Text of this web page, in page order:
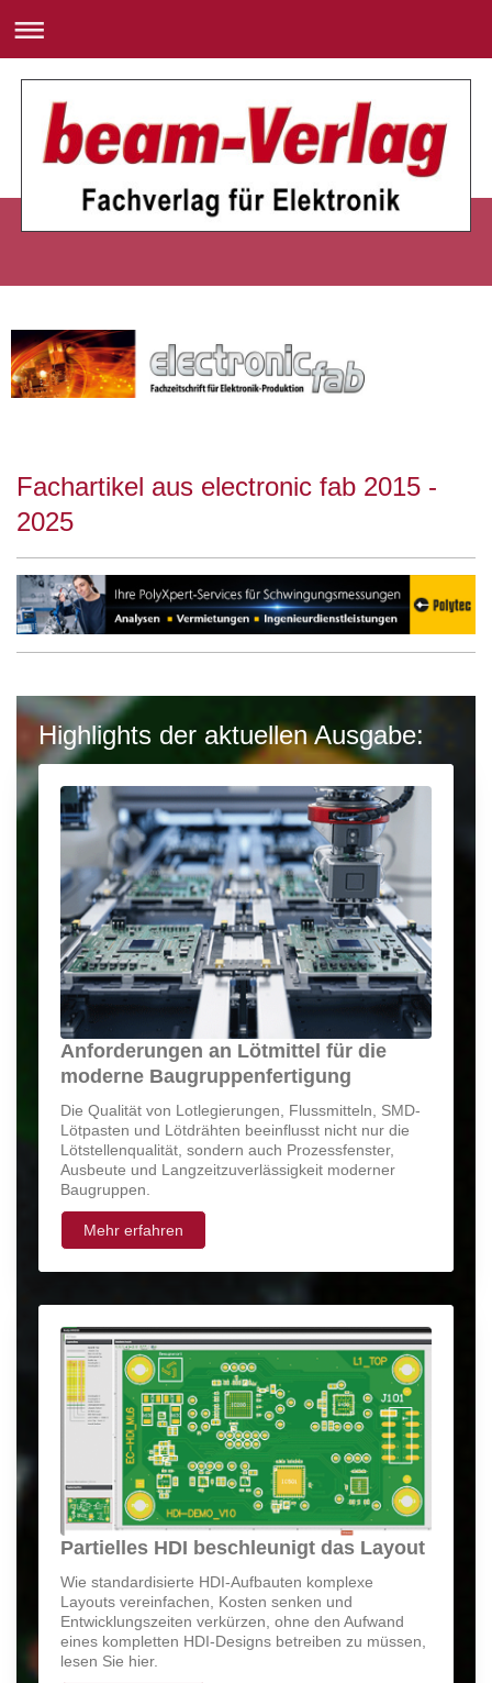
Fachartikel aus electronic fab 2015 -
2025
Highlights der aktuellen Ausgabe:
Anforderungen an Lötmittel für die
moderne Baugruppenfertigung
Die Qualität von Lotlegierungen, Flussmitteln, SMD-
Lötpasten und Lötdrähten beeinflusst nicht nur die
Lötstellenqualität, sondern auch Prozessfenster,
Ausbeute und Langzeitzuverlässigkeit moderner
Baugruppen.
Mehr erfahren
Partielles HDI beschleunigt das Layout
Wie standardisierte HDI-Aufbauten komplexe
Layouts vereinfachen, Kosten senken und
Entwicklungszeiten verkürzen, ohne den Aufwand
eines kompletten HDI-Designs betreiben zu müssen,
lesen Sie hier.